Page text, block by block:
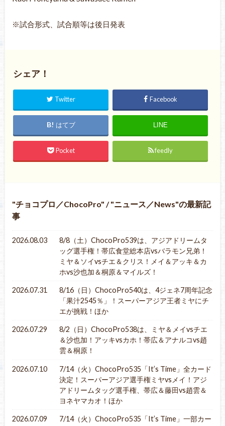
※試合形式、試合順等は後日発表
シェア！
Twitter Facebook
はてブ LINE
Pocket feedly
チョコプロ／ChocoPro / ニュース／News の最新記
事
2026.08.03
8/8（土）ChocoPro539は、アジアドリームタ
ッグ選手権！帯広食堂総本店vsバラモン兄弟！
ミヤ＆ソイvsチエ＆クリス！メイ＆アッキ＆カ
ホvs沙也加＆桐原＆マイルズ！
2026.07.31
8/16（日）ChocoPro540は、4ジェネ7周年記念
「果汁2545％」！スーパーアジア王者ミヤにチ
エが挑戦！ほか
2026.07.29
8/2（日）ChocoPro538は、ミヤ＆メイvsチエ
＆沙也加！アッキvsカホ！帯広＆アナルコvs趙
雲＆桐原！
2026.07.10
7/14（火）ChocoPro535「It’s Time」全カード
決定！スーパーアジア選手権ミヤvsメイ！アジ
アドリームタッグ選手権、帯広＆藤田vs趙雲＆
ヨネヤマカオ！ほか
2026.07.09
7/14（火）ChocoPro535「It’s Time」一部カー